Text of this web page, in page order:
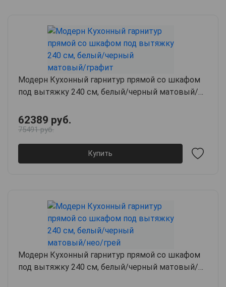
Модерн Кухонный гарнитур прямой со шкафом
под вытяжку 240 см, белый/черный матовый/
62389 руб.
75491 руб.
Купить
Модерн Кухонный гарнитур прямой со шкафом
под вытяжку 240 см, белый/черный матовый/